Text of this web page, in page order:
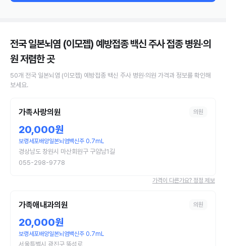
전국 일본뇌염 (이모젭) 예방접종 백신 주사 접종 병원·의
원저렴한 곳
50개 전국 일본뇌염 (이모젭) 예방접종 백신 주사 병원·의원 가격과 정보를 확인해
보세요.
가족사랑의원 의원
20,000원
보령세포배양일본뇌염백신주 0.7mL
경상남도 창원시 마산회원구 구암남1길
055-298-9778
가격이 다른가요? 정정 제보
가족애내과의원 의원
20,000원
보령세포배양일본뇌염백신주 0.7mL
서울특별시 광진구 뚝섬로